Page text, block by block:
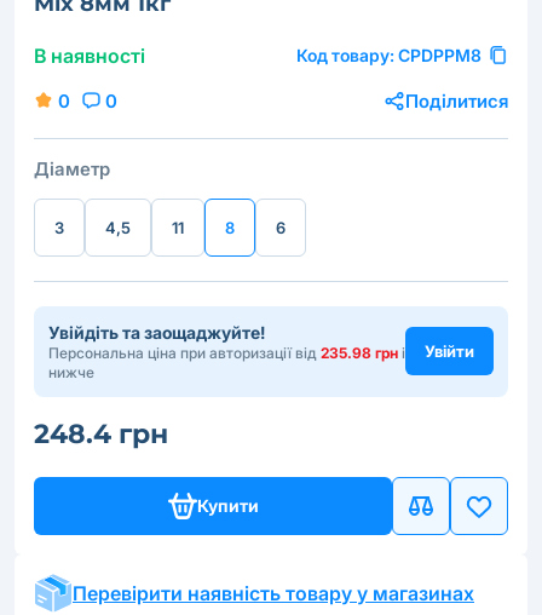
В наявності Код товару: CPDPPM8
0 0 Поділитися
Діаметр
3 4,5 11 8 6
Увійдіть та заощаджуйте!
Персональна ціна при авторизації від 235.98 грн і
нижче
Увійти
248.4 грн
Купити
Перевірити наявність товару у магазинах